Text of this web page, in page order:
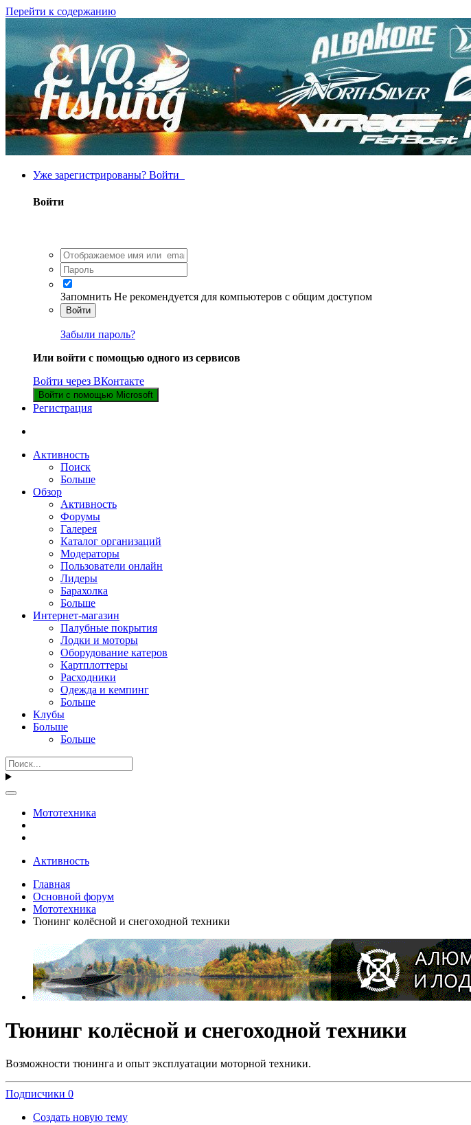
Перейти к содержанию
Уже зарегистрированы? Войти
Войти
Запомнить Не рекомендуется для компьютеров с общим доступом
Войти
Забыли пароль?
Или войти с помощью одного из сервисов
Войти через ВКонтакте
Войти с помощью Microsoft
Регистрация
Активность
Поиск
Больше
Обзор
Активность
Форумы
Галерея
Каталог организаций
Модераторы
Пользователи онлайн
Лидеры
Барахолка
Больше
Интернет-магазин
Палубные покрытия
Лодки и моторы
Оборудование катеров
Картплоттеры
Расходники
Одежда и кемпинг
Больше
Клубы
Больше
Больше
Мототехника
Активность
Главная
Основной форум
Мототехника
Тюнинг колёсной и снегоходной техники
Тюнинг колёсной и снегоходной техники
Возможности тюнинга и опыт эксплуатации моторной техники.
Подписчики 0
Создать новую тему